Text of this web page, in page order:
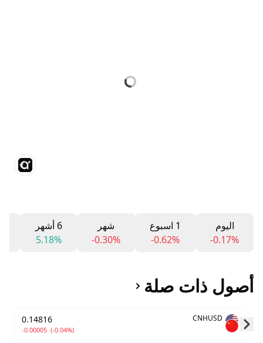
اليوم
-0.17%
1 اسبوع
-0.62%
شهر
-0.30%
6 أشهر
5.18%
أصول ذات صلة
CNHUSD
0.14816
-0.00005 (-0.04%)